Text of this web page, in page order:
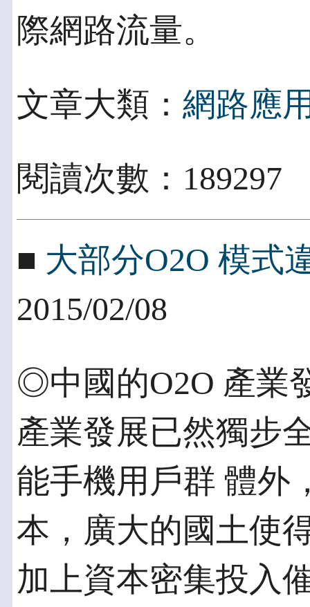
際網路流量。
文章大類： 網路應
閱讀次數：
■ 大部分O2O 模式
2015/02/08
◎中國的O2O 產業
產業發展已然獨步
能手機用戶群 體外
本，廣大的國土使
加上資本密集投入